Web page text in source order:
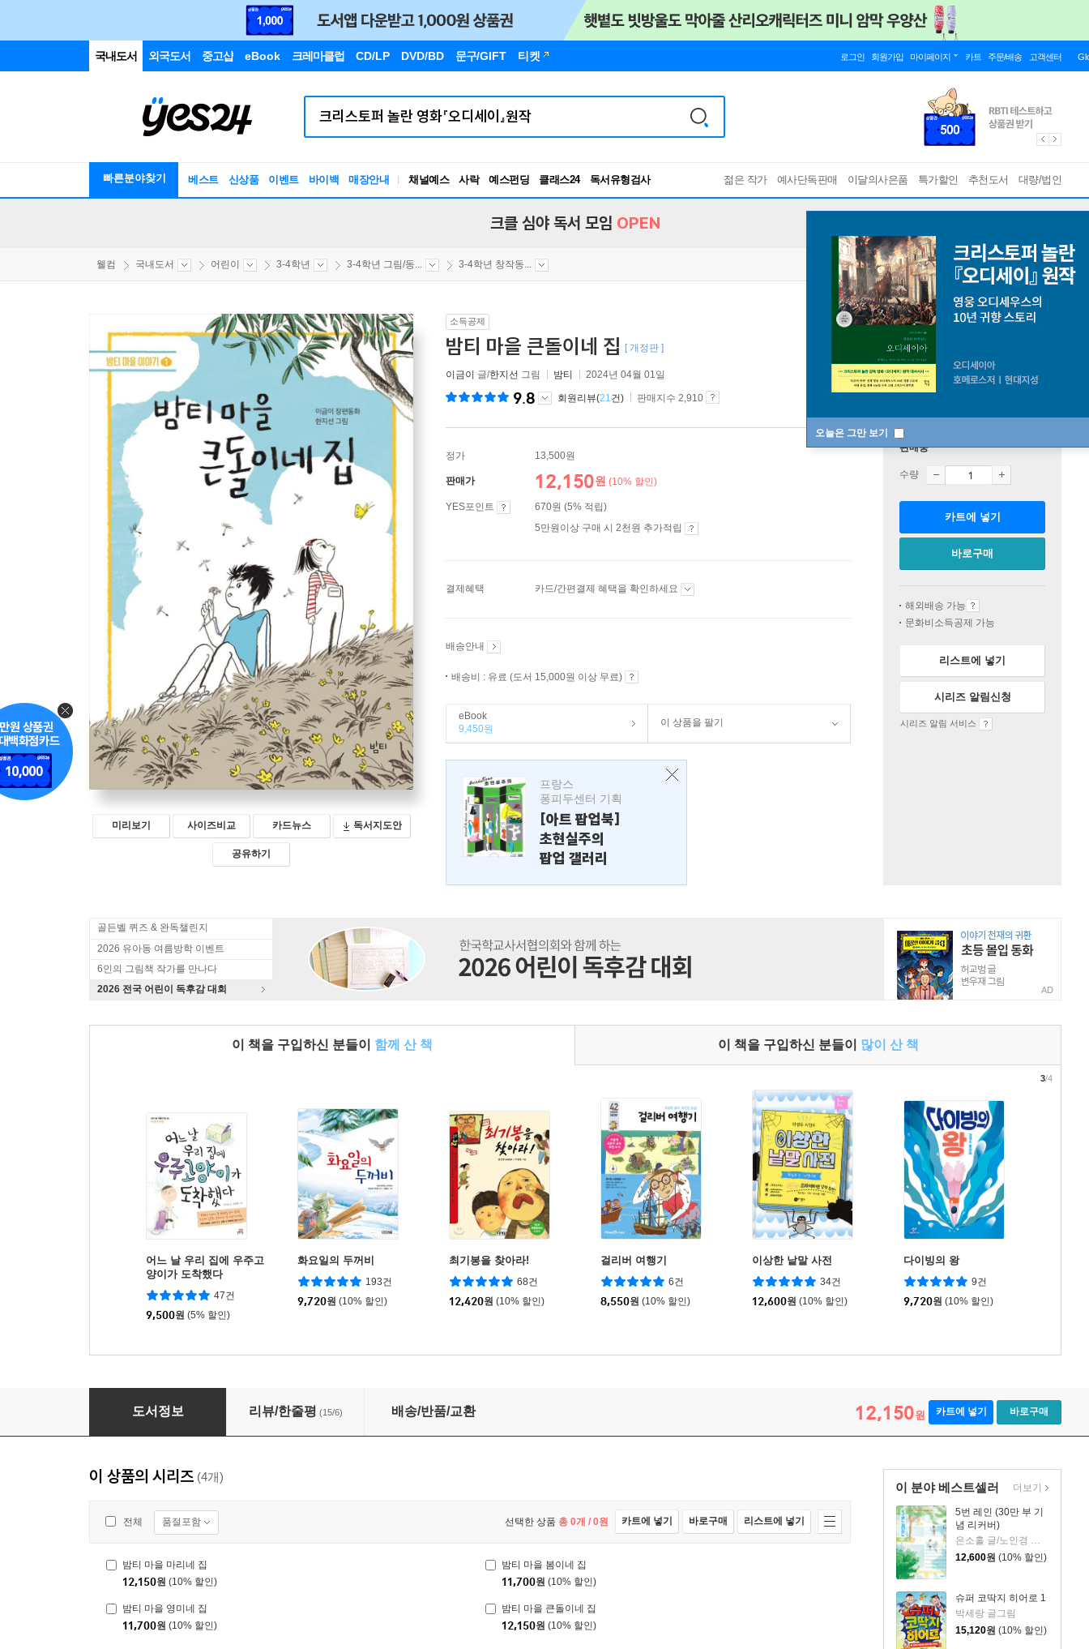
국내도서 외국도서 중고샵 eBook 크레마클럽 CD/LP DVD/BD 문구/GIFT 티켓 로그인 회원가입 마이페이지 카트 주문/배송 고객센터
빠른분야찾기 베스트 신상품 이벤트 바이백 매장안내 채널예스 사락 예스펀딩 클래스24
독서유형검사
RBTI Lab
젊은 작가 예사단독판매 이달의사은품 특가할인 추천도서 대량/법인
오늘은 그만 보기
크클 심야 독서 모임 OPEN
웰컴 국내도서 어린이 3-4학년 3-4학년 그림/동... 3-4학년 창작동...
미리보기 사이즈비교 카드뉴스 독서지도안
공유하기
소득공제
밤티 마을 큰돌이네 집 [ 개정판 ]
이금이 글/한지선 그림 밤티 2024년 04월 01일
9.8 회원리뷰(21건) 판매지수 2,910
정가 13,500원
판매가 12,150원 (10% 할인)
YES포인트
670원 (5% 적립)
5만원이상 구매 시 2천원 추가적립
결제혜택 카드/간편결제 혜택을 확인하세요
배송안내
배송비 : 유료 (도서 15,000원 이상 무료)
eBook
9,450원
이 상품을 팔기
프랑스
퐁피두센터 기획
[아트 팝업북]
초현실주의
팝업 갤러리
판매중
수량
카트에 넣기
바로구매
해외배송 가능
문화비소득공제 가능
리스트에 넣기
시리즈 알림신청
시리즈 알림 서비스
골든벨 퀴즈 & 완독챌린지
2026 유아동 여름방학 이벤트
6인의 그림책 작가를 만나다
2026 전국 어린이 독후감 대회
AD
이 책을 구입하신 분들이 함께 산 책 이 책을 구입하신 분들이 많이 산 책
어느 날 우리 집에 우주고
양이가 도착했다
47건
9,500원 (5% 할인)
화요일의 두꺼비
193건
9,720원 (10% 할인)
최기봉을 찾아라!
68건
12,420원 (10% 할인)
걸리버 여행기
6건
8,550원 (10% 할인)
이상한 낱말 사전
34건
12,600원 (10% 할인)
다이빙의 왕
9건
9,720원 (10% 할인)
3/4
밤티 마을 큰돌이네 집
도서정보 리뷰/한줄평 (15/6) 배송/반품/교환 12,150원 카트에 넣기 바로구매
이 분야 베스트셀러
5번 레인 (30만 부 기
념 리커버)
은소홀 글/노인경 그림
12,600원 (10% 할인)
슈퍼 코딱지 히어로 1
박세랑 글그림
15,120원 (10% 할인)
더보기
이 상품의 시리즈 (4개)
전체 품절포함 선택한 상품 총 0개 / 0원 카트에 넣기 바로구매 리스트에 넣기
밤티 마을 마리네 집
12,150원 (10% 할인)
밤티 마을 봄이네 집
11,700원 (10% 할인)
밤티 마을 영미네 집
11,700원 (10% 할인)
밤티 마을 큰돌이네 집
12,150원 (10% 할인)